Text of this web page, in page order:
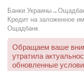
Банки Украины→
Кредит на заложенное
Ощадбанк
Обращаем ваше
утратила
обновленные